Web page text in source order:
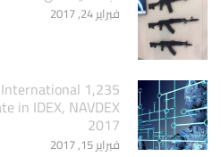
فبراير 24, 2017
International
in IDEX, NAVDEX
2017
فبراير 15, 2017